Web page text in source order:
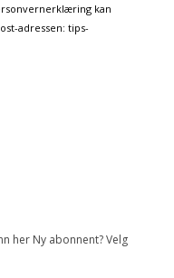
kan
adressen: tips-
her Ny abonnent? Velg